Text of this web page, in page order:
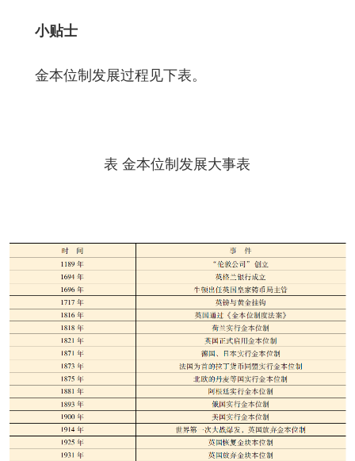
小贴士
金本位制发展过程见下表。
表 金本位制发展大事表